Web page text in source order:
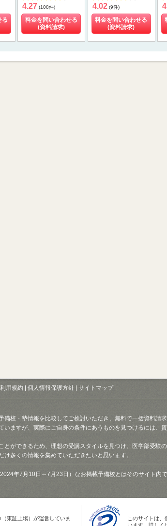
る
4.27 (108件)
料金を問い合わせる
(資料請求)
4.02 (9件)
料金を問い合わせる
(資料請求)
利用規約 個人情報保護方針 サイトマップ
校・塾情報を比較してご検討いただき、無料で一括資料請
ますが、実際にご自身の条件にあうものを見つけるには、
ができるため、理想の受講スタイルを見つけ、医学部受験
多くの情報を集めていただきたいと思います。
年7月10日～7月23日）なお掲載予備校とはそのサイト内
東証上場）が運営していま
このサイトは、
います。詳しく